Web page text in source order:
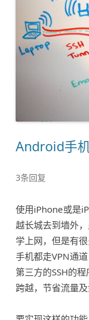
Android手
3条回复
使用iPhone或是
越长城去到墙外
学上网，但是有
手机都走VPN通
第三方的SSH的
跨越，节省流量及